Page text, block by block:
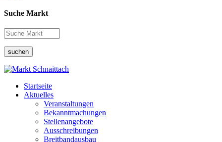
Suche Markt
suchen
Startseite
Aktuelles
Veranstaltungen
Bekanntmachungen
Stellenangebote
Ausschreibungen
Breitbandausbau